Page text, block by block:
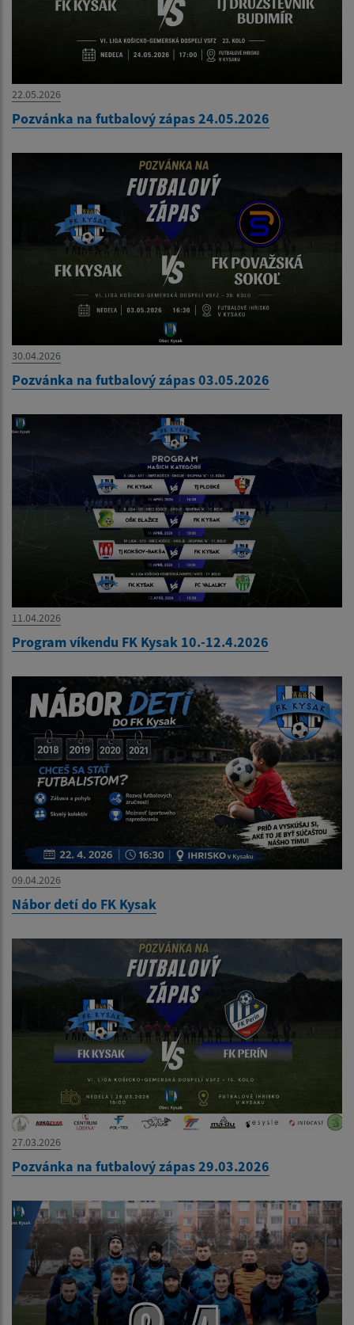
22.05.2026
Pozvánka na futbalový zápas 24.05.2026
30.04.2026
Pozvánka na futbalový zápas 03.05.2026
11.04.2026
Program víkendu FK Kysak 10.-12.4.2026
09.04.2026
Nábor detí do FK Kysak
27.03.2026
Pozvánka na futbalový zápas 29.03.2026